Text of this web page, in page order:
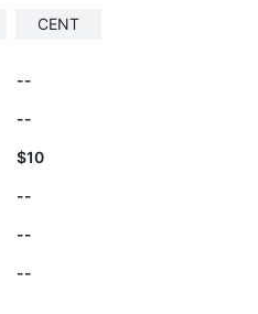
CENT
--
--
$10
--
--
--